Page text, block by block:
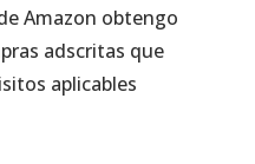
Amazon obtengo
adscritas que
aplicables